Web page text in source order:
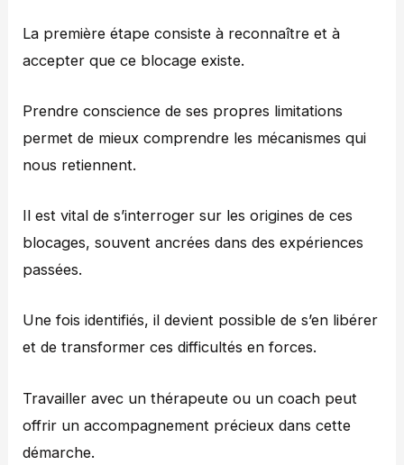
La première étape consiste à reconnaître et à
accepter que ce blocage existe.
Prendre conscience de ses propres limitations
permet de mieux comprendre les mécanismes qui
nous retiennent.
Il est vital de s’interroger sur les origines de ces
blocages, souvent ancrées dans des expériences
passées.
Une fois identifiés, il devient possible de s’en libérer
et de transformer ces difficultés en forces.
Travailler avec un thérapeute ou un coach peut
offrir un accompagnement précieux dans cette
démarche.